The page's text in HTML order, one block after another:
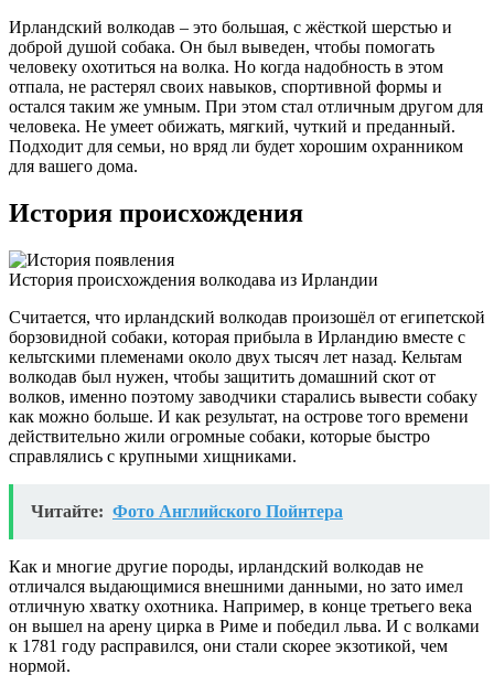
Ирландский волкодав – это большая, с жёсткой шерстью и
доброй душой собака. Он был выведен, чтобы помогать
человеку охотиться на волка. Но когда надобность в этом
отпала, не растерял своих навыков, спортивной формы и
остался таким же умным. При этом стал отличным другом для
человека. Не умеет обижать, мягкий, чуткий и преданный.
Подходит для семьи, но вряд ли будет хорошим охранником
для вашего дома.
История происхождения
История происхождения волкодава из Ирландии
Считается, что ирландский волкодав произошёл от египетской
борзовидной собаки, которая прибыла в Ирландию вместе с
кельтскими племенами около двух тысяч лет назад. Кельтам
волкодав был нужен, чтобы защитить домашний скот от
волков, именно поэтому заводчики старались вывести собаку
как можно больше. И как результат, на острове того времени
действительно жили огромные собаки, которые быстро
справлялись с крупными хищниками.
Читайте: Фото Английского Пойнтера
Как и многие другие породы, ирландский волкодав не
отличался выдающимися внешними данными, но зато имел
отличную хватку охотника. Например, в конце третьего века
он вышел на арену цирка в Риме и победил льва. И с волками
к 1781 году расправился, они стали скорее экзотикой, чем
нормой.